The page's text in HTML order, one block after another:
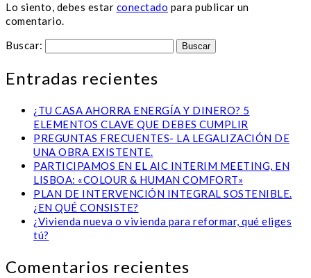
Lo siento, debes estar conectado para publicar un
comentario.
Buscar:
Entradas recientes
¿TU CASA AHORRA ENERGÍA Y DINERO? 5
ELEMENTOS CLAVE QUE DEBES CUMPLIR
PREGUNTAS FRECUENTES- LA LEGALIZACIÓN DE
UNA OBRA EXISTENTE.
PARTICIPAMOS EN EL AIC INTERIM MEETING, EN
LISBOA: «COLOUR & HUMAN COMFORT»
PLAN DE INTERVENCIÓN INTEGRAL SOSTENIBLE.
¿EN QUÉ CONSISTE?
¿Vivienda nueva o vivienda para reformar, qué eliges
tú?
Comentarios recientes